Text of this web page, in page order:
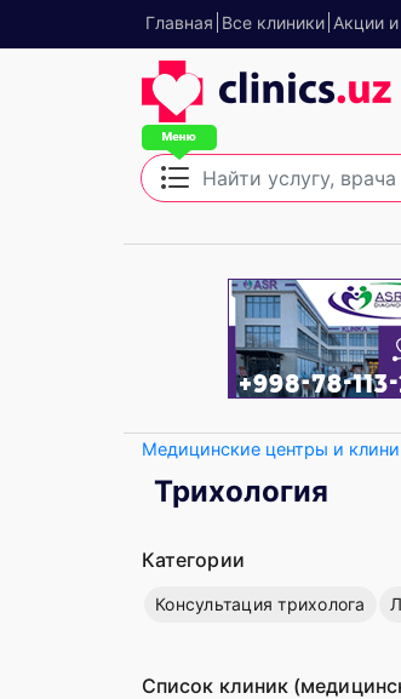
Главная Все клиники Акции
Медицинские центры и
Трихология
Категории
Консультация трихолога
Список клиник